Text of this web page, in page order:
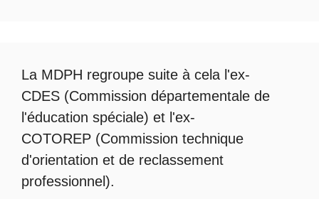
La MDPH regroupe suite à cela l'ex-
CDES (Commission départementale de
l'éducation spéciale) et l'ex-
COTOREP (Commission technique
d'orientation et de reclassement
professionnel).